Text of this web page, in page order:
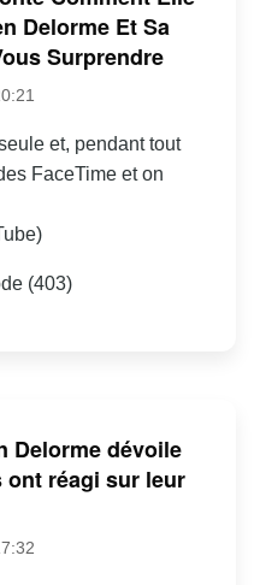
Delorme Et Sa
Surprendre
et, pendant tout
FaceTime et on
(403)
Delorme dévoile
ont réagi sur leur